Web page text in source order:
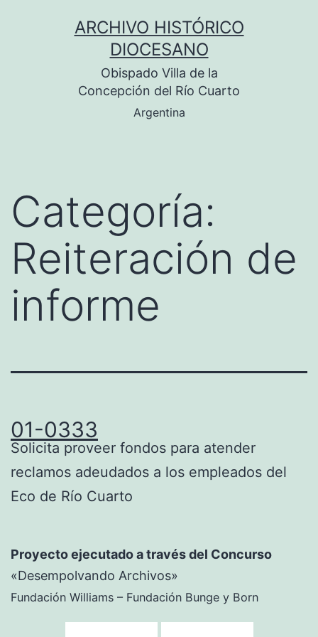
ARCHIVO HISTÓRICO
DIOCESANO
Obispado Villa de la
Concepción del Río Cuarto
Argentina
Categoría:
Reiteración de
informe
01-0333
Solicita proveer fondos para atender
reclamos adeudados a los empleados del
Eco de Río Cuarto
Proyecto ejecutado a través del Concurso
«Desempolvando Archivos»
Fundación Williams – Fundación Bunge y Born